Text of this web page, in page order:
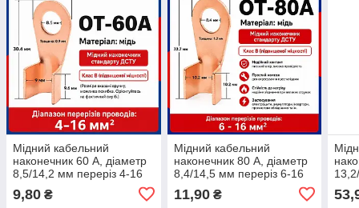
Мідний кабельний
наконечник 60 А, діаметр
8,5/14,2 мм переріз 4-16
9,80 ₴
Мідний кабельний
наконечник 80 А, діаметр
8,4/14,5 мм переріз 6-16
11,90₴